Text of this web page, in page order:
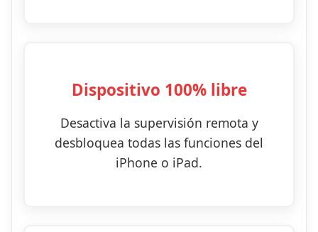
Dispositivo 100% libre
Desactiva la supervisión remota y
desbloquea todas las funciones del
iPhone o iPad.